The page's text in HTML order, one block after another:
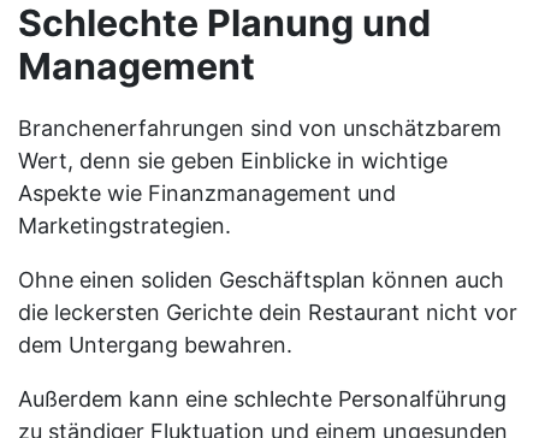
Schlechte Planung und
Management
Branchenerfahrungen sind von unschätzbarem
Wert, denn sie geben Einblicke in wichtige
Aspekte wie Finanzmanagement und
Marketingstrategien.
Ohne einen soliden Geschäftsplan können auch
die leckersten Gerichte dein Restaurant nicht vor
dem Untergang bewahren.
Außerdem kann eine schlechte Personalführung
zu ständiger Fluktuation und einem ungesunden